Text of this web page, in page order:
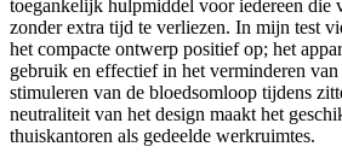
toegankelijk hulpmiddel voor iedereen die
zonder extra tijd te verliezen. In mijn test
het compacte ontwerp positief op; het
gebruik en effectief in het verminderen
stimuleren van de bloedsomloop tijdens
neutraliteit van het design maakt het
thuiskantoren als gedeelde werkruimtes.